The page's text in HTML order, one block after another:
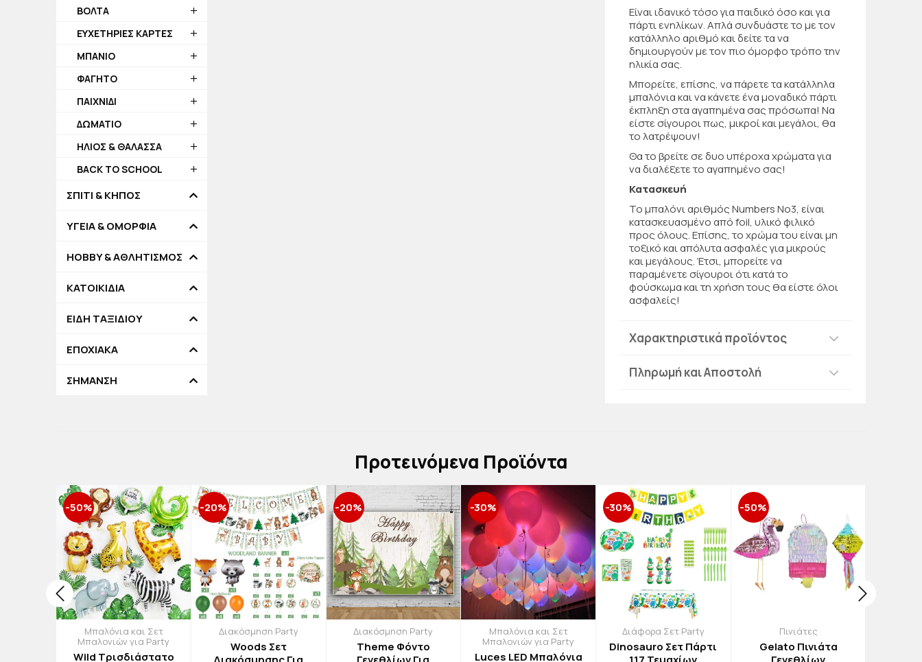
Είναι ιδανικό τόσο για παιδικό όσο και για
πάρτι ενηλίκων. Απλά συνδυάστε το με τον
κατάλληλο αριθμό και δείτε τα να
δημιουργούν με τον πιο όμορφο τρόπο την
ηλικία σας.
Μπορείτε, επίσης, να πάρετε τα κατάλληλα
μπαλόνια και να κάνετε ένα μοναδικό πάρτι
έκπληξη στα αγαπημένα σας πρόσωπα! Να
είστε σίγουροι πως, μικροί και μεγάλοι, θα
το λατρέψουν!
Θα το βρείτε σε δυο υπέροχα χρώματα για
να διαλέξετε το αγαπημένο σας!
Κατασκευή
Το μπαλόνι αριθμός Numbers No3, είναι
κατασκευασμένο από foil, υλικό φιλικό
προς όλους. Επίσης, το χρώμα του είναι μη
τοξικό και απόλυτα ασφαλές για μικρούς
και μεγάλους. Έτσι, μπορείτε να
παραμένετε σίγουροι ότι κατά το
φούσκωμα και τη χρήση τους θα είστε όλοι
ασφαλείς!
Χαρακτηριστικά προϊόντος
Πληρωμή και Αποστολή
ΒΟΛΤΑ
ΕΥΧΕΤΗΡΙΕΣ ΚΑΡΤΕΣ
ΜΠΑΝΙΟ
ΦΑΓΗΤΟ
ΠΑΙΧΝΙΔΙ
ΔΩΜΑΤΙΟ
ΗΛΙΟΣ & ΘΑΛΑΣΣΑ
BACK TO SCHOOL
ΣΠΙΤΙ & ΚΗΠΟΣ
ΥΓΕΙΑ & ΟΜΟΡΦΙΑ
HOBBY & ΑΘΛΗΤΙΣΜΟΣ
ΚΑΤΟΙΚΙΔΙΑ
ΕΙΔΗ ΤΑΞΙΔΙΟΥ
ΕΠΟΧΙΑΚΑ
ΣΗΜΑΝΣΗ
Πρoτεινόμενα Προϊόντα
-50%
Μπαλόνια και Σετ
Μπαλονιών για Party
Wild Τρισδιάστατο
-20%
Διακόσμηση Party
Woods Σετ
-20%
Διακόσμηση Party
Theme Φόντο
-30%
Μπαλόνια και Σετ
Μπαλονιών για Party
Luces LED Μπαλόνια
-30%
Διάφορα Σετ Party
Dinosauro Σετ Πάρτι
-50%
Πινιάτες
Gelato Πινιάτα